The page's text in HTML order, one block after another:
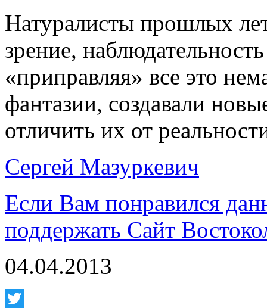
Натуралисты прошлых
зрение,
«приправляя» все это
фантазии, создавали
отличить их от
Сергей Мазуркевич
Если Вам понравился
поддержать Сайт
04.04.2013